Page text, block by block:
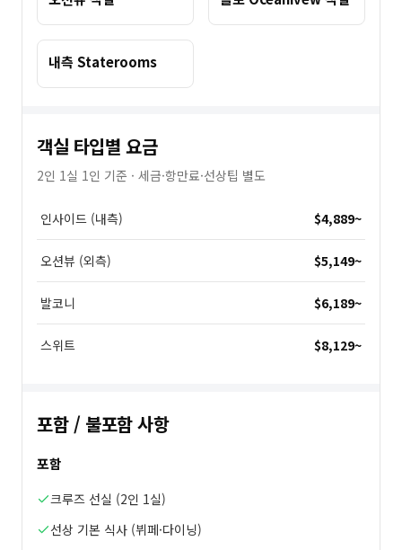
내측 Staterooms
객실 타입별 요금
2인 1실 1인 기준 · 세금·항만료·선상팁 별도
인사이드 (내측) $4,889~
오션뷰 (외측) $5,149~
발코니 $6,189~
스위트 $8,129~
포함 / 불포함 사항
포함
크루즈 선실 (2인 1실)
선상 기본 식사 (뷔페·다이닝)